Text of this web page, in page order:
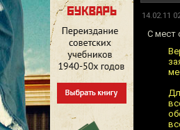
14.02.11
С мест